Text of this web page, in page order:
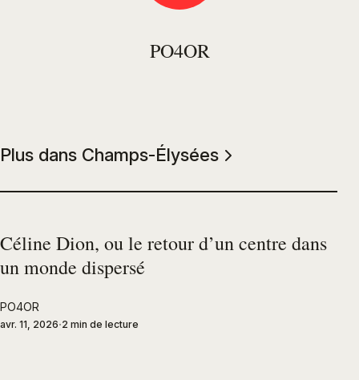
PO4OR
Plus dans Champs-Élysées
Céline Dion, ou le retour d’un centre dans
un monde dispersé
PO4OR
avr. 11, 2026 2 min de lecture